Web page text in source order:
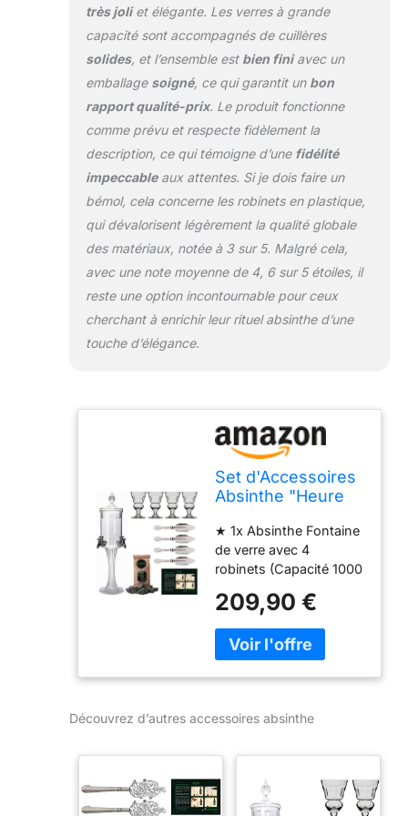
très joliet élégante. Les verres à grande
capacité sont accompagnés de cuillères
solides, et l’ensemble est bien finiavec un
emballage soigné, ce qui garantit un bon
rapport qualité-prix. Le produit fonctionne
comme prévu et respecte fidèlement la
description, ce qui témoigne d’une fidélité
impeccableaux attentes. Si je dois faire un
bémol, cela concerne les robinets en plastique,
qui dévalorisent légèrement la qualité globale
des matériaux, notée à 3 sur 5. Malgré cela,
avec une note moyenne de 4, 6 sur 5 étoiles, il
reste une option incontournable pour ceux
cherchant à enrichir leur rituel absinthe d’une
touche d’élégance.
Set d'Accessoires
Absinthe "Heure
ALANDIA | 1x
Fontaine à
Absinthe | 4x
Verres avec
Reservoir | 4x
Cuillères | 1x
Sachet de Sucre
★ 1x Absinthe Fontaine
de verre avec 4
robinets (Capacité 1000
Absinthe "Pontarlier"
avec reservoir
(Capacité 300 ml) ★ 4x
Cuillères à Absinthe
authentique (Acier
à Absinthe (Sachet de
fontaine Absinthe vous
pouvez réaliser une des
meilleur Louche
209,90 €
Découvrez d’autres accessoires absinthe